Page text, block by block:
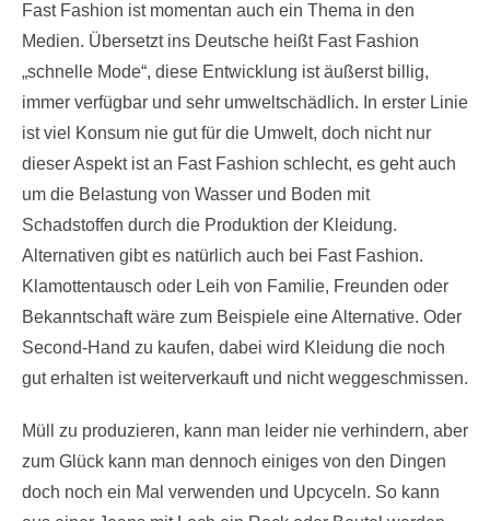
Fast Fashion ist momentan auch ein Thema in den
Medien. Übersetzt ins Deutsche heißt Fast Fashion
„schnelle Mode“, diese Entwicklung ist äußerst billig,
immer verfügbar und sehr umweltschädlich. In erster Linie
ist viel Konsum nie gut für die Umwelt, doch nicht nur
dieser Aspekt ist an Fast Fashion schlecht, es geht auch
um die Belastung von Wasser und Boden mit
Schadstoffen durch die Produktion der Kleidung.
Alternativen gibt es natürlich auch bei Fast Fashion.
Klamottentausch oder Leih von Familie, Freunden oder
Bekanntschaft wäre zum Beispiele eine Alternative. Oder
Second-Hand zu kaufen, dabei wird Kleidung die noch
gut erhalten ist weiterverkauft und nicht weggeschmissen.
Müll zu produzieren, kann man leider nie verhindern, aber
zum Glück kann man dennoch einiges von den Dingen
doch noch ein Mal verwenden und Upcyceln. So kann